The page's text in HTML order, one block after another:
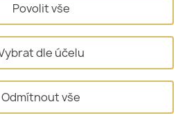
Povolit vše
dle účelu
Odmítnout vše